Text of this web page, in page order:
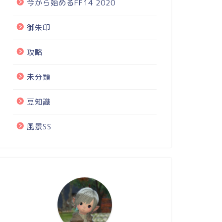
今から始めるFF14 2020
御朱印
攻略
未分類
豆知識
風景SS